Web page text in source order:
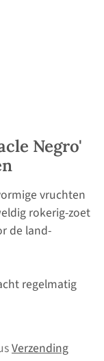
Negro'
vruchten
rokerig-zoet
de land-
regelmatig
Verzending